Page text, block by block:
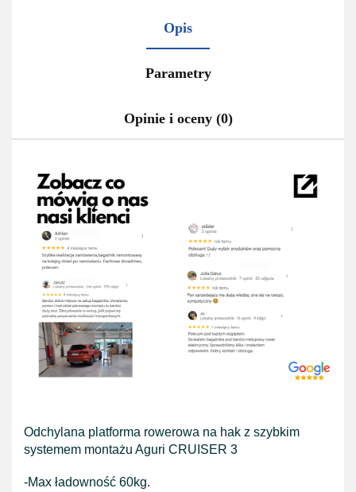
Opis
Parametry
Opinie i oceny (0)
Odchylana platforma rowerowa na hak z szybkim
systemem montażu Aguri CRUISER 3
-Max ładowność 60kg.